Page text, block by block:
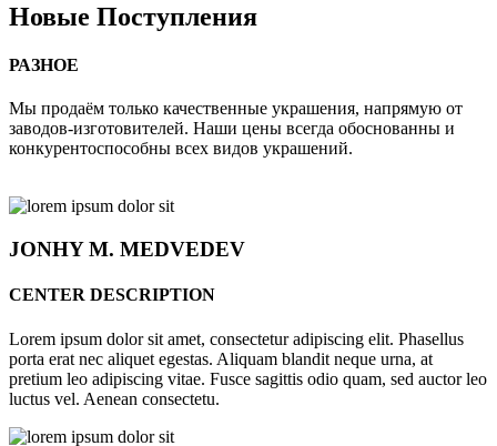
Новые Поступления
РАЗНОЕ
Мы продаём только качественные украшения, напрямую от
заводов-изготовителей. Наши цены всегда обоснованны и
конкурентоспособны всех видов украшений.
JONHYM. MEDVEDEV
CENTER DESCRIPTION
Lorem ipsum dolor sit amet, consectetur adipiscing elit. Phasellus
porta erat nec aliquet egestas. Aliquam blandit neque urna, at
pretium leo adipiscing vitae. Fusce sagittis odio quam, sed auctor leo
luctus vel. Aenean consectetu.